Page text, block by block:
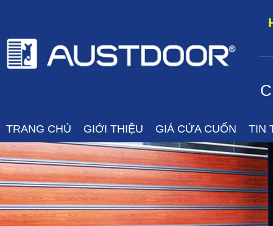
TRANG CHỦ GIỚI THIỆU GIÁ CỬA CUỐN TIN